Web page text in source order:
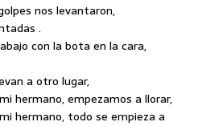
nos levantaron,
.
con la bota en la cara,
a otro lugar,
hermano, empezamos a llorar,
hermano, todo se empieza a